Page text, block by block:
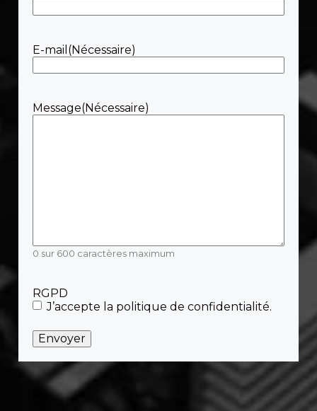
E-mail (Nécessaire)
Message(Nécessaire)
0 sur 600 caractères maximum
RGPD
J’accepte la politique de confidentialité.